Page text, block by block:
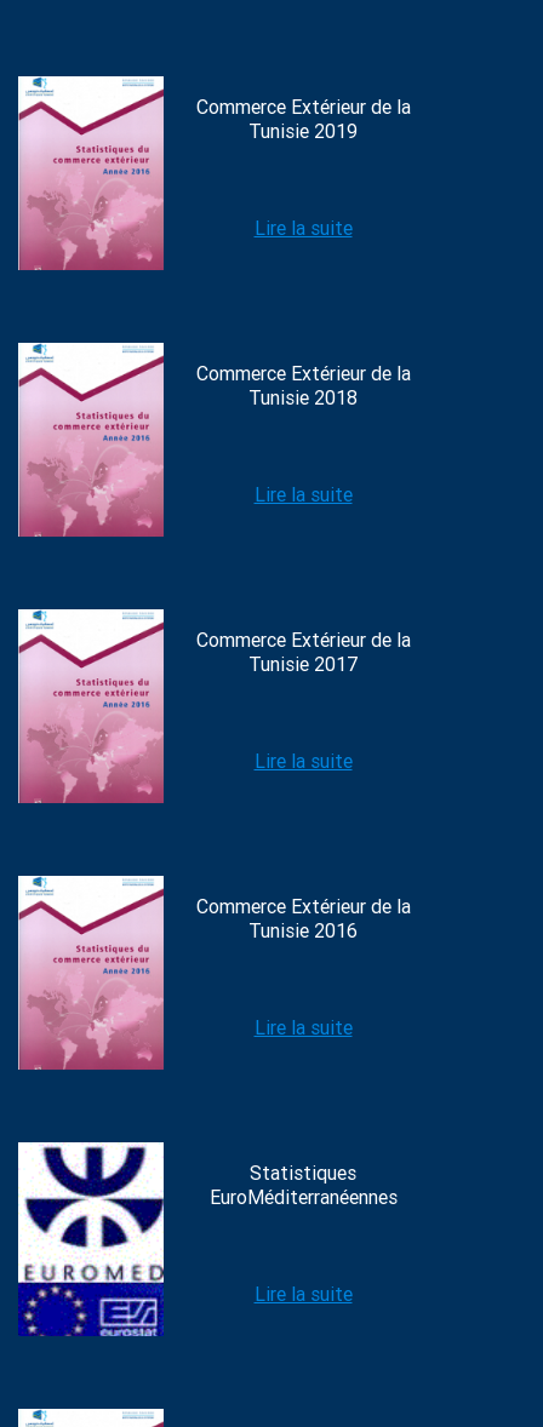
Commerce Extérieur de la
Tunisie 2019
Lire la suite
Commerce Extérieur de la
Tunisie 2018
Lire la suite
Commerce Extérieur de la
Tunisie 2017
Lire la suite
Commerce Extérieur de la
Tunisie 2016
Lire la suite
Statistiques
EuroMéditerranéennes
Lire la suite